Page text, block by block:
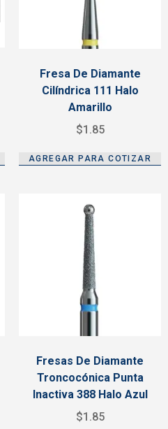
Fresa De Diamante
Cilíndrica 111 Halo
Amarillo
$1.85
AGREGAR PARA COTIZAR
Fresas De Diamante
Troncocónica Punta
Inactiva 388 Halo Azul
$1.85